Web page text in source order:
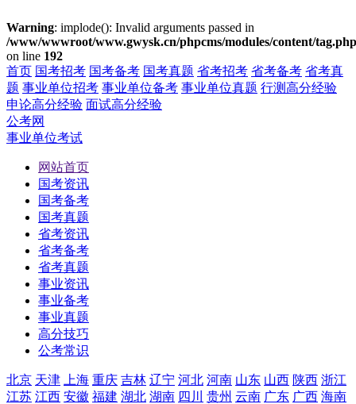
Warning: implode(): Invalid arguments passed in
/www/wwwroot/www.gwysk.cn/phpcms/modules/content/tag.php
on line 192
首页 国考招考 国考备考 国考真题 省考招考 省考备考 省考真
题 事业单位招考 事业单位备考 事业单位真题 行测高分经验
申论高分经验 面试高分经验
公考网
事业单位考试
网站首页
国考资讯
国考备考
国考真题
省考资讯
省考备考
省考真题
事业资讯
事业备考
事业真题
高分技巧
公考常识
北京 天津 上海 重庆 吉林 辽宁 河北 河南 山东 山西 陕西 浙江
江苏 江西 安徽 福建 湖北 湖南 四川 贵州 云南 广东 广西 海南